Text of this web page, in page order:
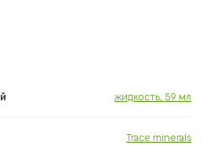
жидкость, 59 мл
Trace minerals